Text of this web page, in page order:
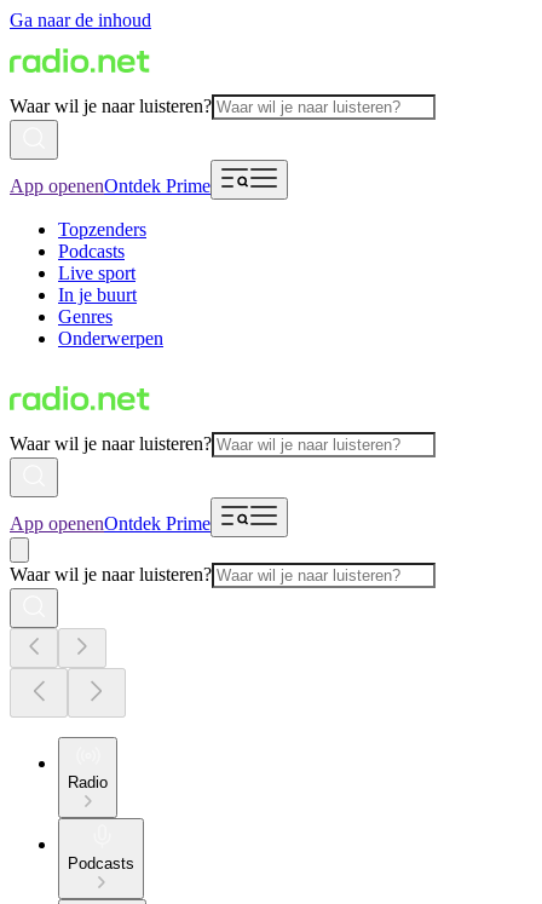
Ga naar de inhoud
Waar wil je naar luisteren?
App openenOntdek Prime
Topzenders
Podcasts
Live sport
In je buurt
Genres
Onderwerpen
Waar wil je naar luisteren?
App openenOntdek Prime
Waar wil je naar luisteren?
Radio
Podcasts